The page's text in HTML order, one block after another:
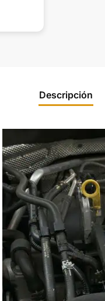
en
Descripción